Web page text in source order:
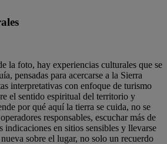
la foto, hay experiencias culturales que se
pensadas para acercarse a la Sierra
interpretativas con enfoque de turismo
el sentido espiritual del territorio y
por qué aquí la tierra se cuida, no se
responsables, escuchar más de
indicaciones en sitios sensibles y llevarse
sobre el lugar, no solo un recuerdo